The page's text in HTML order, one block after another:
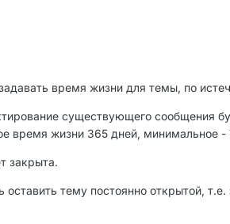
время жизни для темы, по
существующего сообщения
время жизни 365 дней, минимальное
закрыта.
тему постоянно открытой,